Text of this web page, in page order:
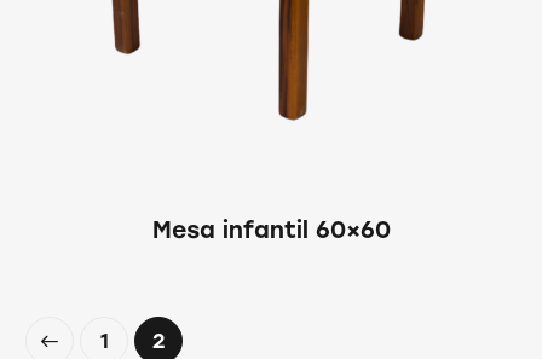
Mesa infantil 60×60
1 2